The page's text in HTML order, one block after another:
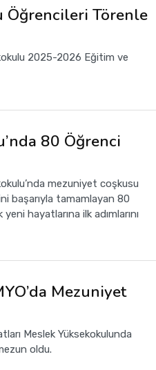
Öğrencileri Törenle
2025-2026 Eğitim ve
80 Öğrenci
mezuniyet coşkusu
başarıyla tamamlayan 80
hayatlarına ilk adımlarını
Mezuniyet
Meslek Yüksekokulunda
oldu.